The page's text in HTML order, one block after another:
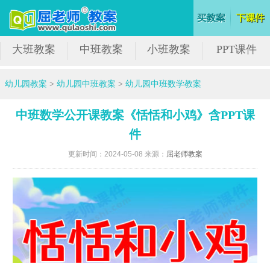
大班教案 中班教案 小班教案 PPT课件
幼儿园教案 >幼儿园中班教案 >幼儿园中班数学教案
中班数学公开课教案《恬恬和小鸡》含PPT课
件
更新时间：2024-05-08 来源： 屈老师教案